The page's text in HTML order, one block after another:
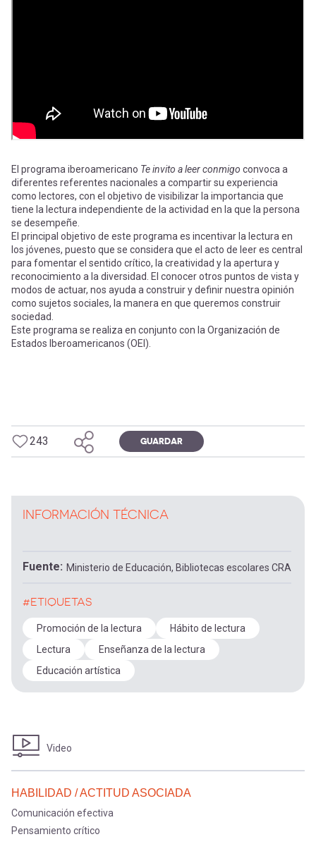
entrar
a
mi
cuenta
El programa iberoamericano Te invito a leer conmigo convoca a
diferentes referentes nacionales a compartir su experiencia
como lectores, con el objetivo de visibilizar la importancia que
tiene la lectura independiente de la actividad en la que la persona
se desempeñe.
El principal objetivo de este programa es incentivar la lectura en
los jóvenes, puesto que se considera que el acto de leer es central
para fomentar el sentido crítico, la creatividad y la apertura y
reconocimiento a la diversidad. El conocer otros puntos de vista y
modos de actuar, nos ayuda a construir y definir nuestra opinión
como sujetos sociales, la manera en que queremos construir
sociedad.
Este programa se realiza en conjunto con la Organización de
Estados Iberoamericanos (OEI).
243 GUARDAR
INFORMACIÓN TÉCNICA
Fuente Ministerio de Educación, Bibliotecas escolares CRA
#ETIQUETAS
Promoción de la lectura
Hábito de lectura
Lectura
Enseñanza de la lectura
Educación artística
Video
HABILIDAD / ACTITUD ASOCIADA
Comunicación efectiva
Pensamiento crítico